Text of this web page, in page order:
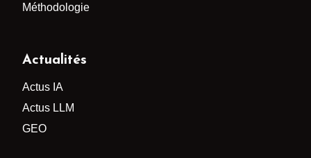
Méthodologie
Actualités
Actus IA
Actus LLM
GEO